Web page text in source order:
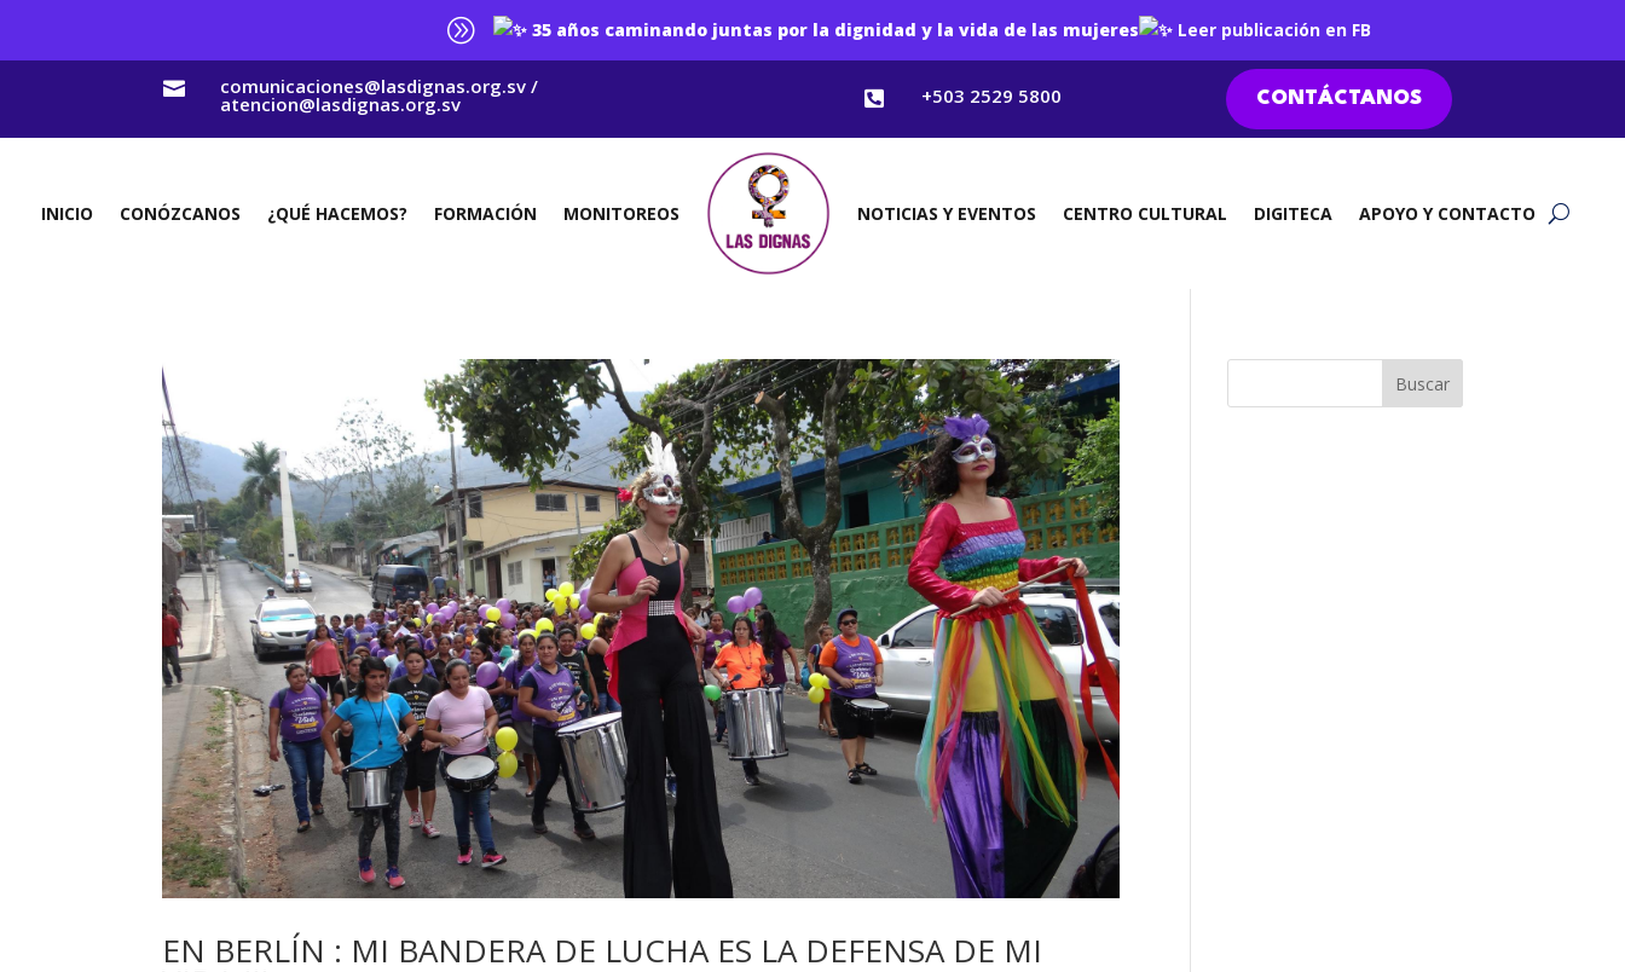
A 35 años caminando juntas por la dignidad y la vida de las mujeres Leer publicación en FB
 comunicaciones@lasdignas.org.sv /
atencion@lasdignas.org.sv  +503 2529 5800 CONTÁCTANOS
INICIO CONÓZCANOS ¿QUÉ HACEMOS? FORMACIÓN MONITOREOS NOTICIAS Y EVENTOS CENTRO CULTURAL DIGITECA APOYO Y CONTACTO
EN BERLÍN : MI BANDERA DE LUCHA ES LA DEFENSA DE MI